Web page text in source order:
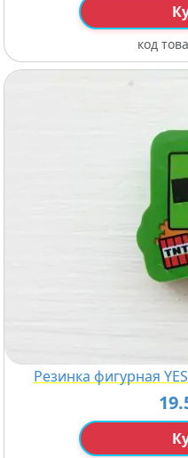
код
Резинка фигурная